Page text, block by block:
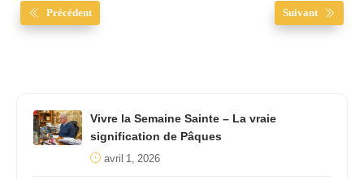
Précédent Suivant
Vivre la Semaine Sainte – La vraie
signification de Pâques
avril 1, 2026